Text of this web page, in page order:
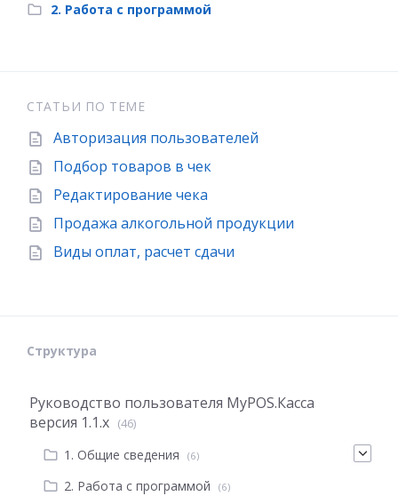
2. Работа с программой
СТАТЬИ ПО ТЕМЕ
Авторизация пользователей
Подбор товаров в чек
Редактирование чека
Продажа алкогольной продукции
Виды оплат, расчет сдачи
Структура
Руководство пользователя MyPOS.Касса
версия 1.1.х (46)
1. Общие сведения (6)
2. Работа с программой (6)